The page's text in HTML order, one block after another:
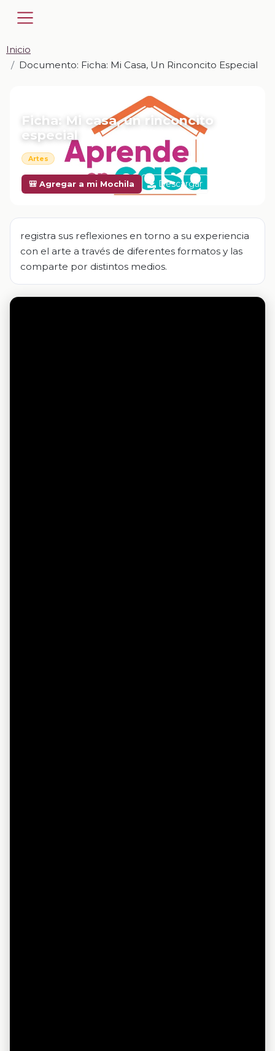
Inicio
Documento: Ficha: Mi Casa, Un Rinconcito Especial
Ficha: Mi casa, un rinconcito
especial
Artes
🎒 Agregar a mi Mochila Descargar
registra sus reflexiones en torno a su experiencia
con el arte a través de diferentes formatos y las
comparte por distintos medios.